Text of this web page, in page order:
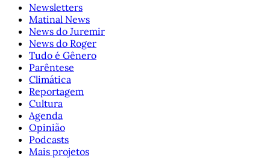
Newsletters
Matinal News
News do Juremir
News do Roger
Tudo é Gênero
Parêntese
Climática
Reportagem
Cultura
Agenda
Opinião
Podcasts
Mais projetos